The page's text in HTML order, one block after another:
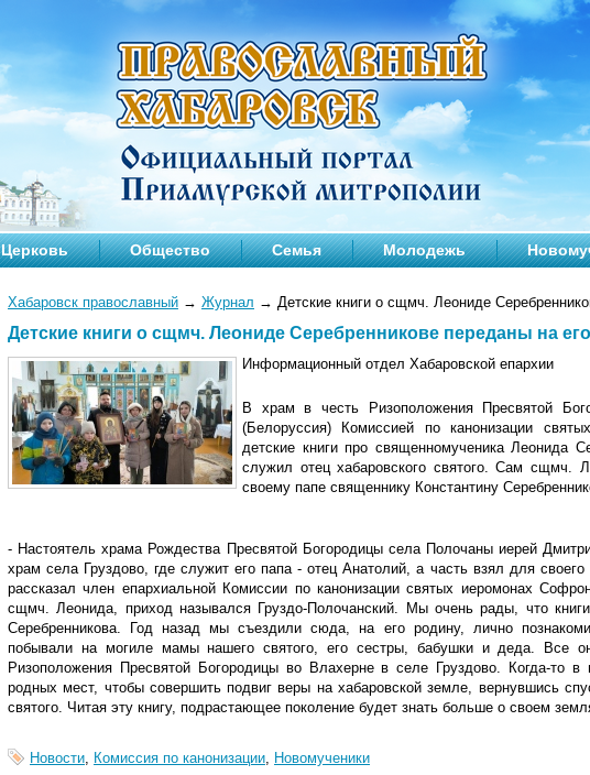
Церковь Общество Семья Молодежь
Хабаровск православный → Журнал → Детские книги о сщмч. Леониде
Детские книги о сщмч. Леониде Серебренникове переданы на
Информационный отдел Хабаровской епархии
В храм в честь Ризоположения Пресвятой
(Белоруссия) Комиссией по канонизации
детские книги про священномученика Леонида
служил отец хабаровского святого. Сам сщмч.
своему папе священнику Константину
- Настоятель храма Рождества Пресвятой Богородицы села Полочаны иерей
храм села Груздово, где служит его папа - отец Анатолий, а часть взял для
рассказал член епархиальной Комиссии по канонизации святых иеромонах
сщмч. Леонида, приход назывался Груздо-Полочанский. Мы очень рады, что
Серебренникова. Год назад мы съездили сюда, на его родину, лично
побывали на могиле мамы нашего святого, его сестры, бабушки и деда. Все
Ризоположения Пресвятой Богородицы во Влахерне в селе Груздово. Когда-то
родных мест, чтобы совершить подвиг веры на хабаровской земле, вернувшись
святого. Читая эту книгу, подрастающее поколение будет знать больше о своем
Новости, Комиссия по канонизации, Новомученики